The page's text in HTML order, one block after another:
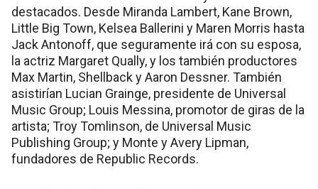
destacados. Desde Miranda Lambert, Kane Brown,
Little Big Town, Kelsea Ballerini y Maren Morris hasta
Jack Antonoff, que seguramente irá con su esposa,
la actriz Margaret Qually, y los también productores
Max Martin, Shellback y Aaron Dessner. También
asistirían Lucian Grainge, presidente de Universal
Music Group; Louis Messina, promotor de giras de la
artista; Troy Tomlinson, de Universal Music
Publishing Group; y Monte y Avery Lipman,
fundadores de Republic Records.